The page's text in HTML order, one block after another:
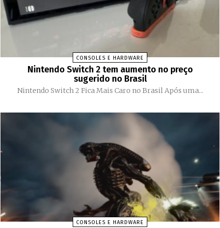
CONSOLES E HARDWARE
Nintendo Switch 2 tem aumento no preço
sugerido no Brasil
Nintendo Switch 2 Fica Mais Caro no Brasil Após uma...
CONSOLES E HARDWARE